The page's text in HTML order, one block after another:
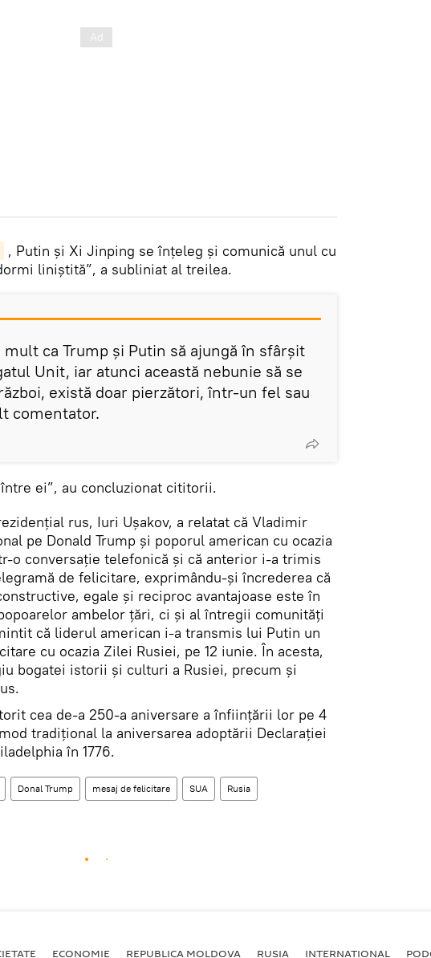
, Putin și Xi Jinping se înțeleg și comunică unul cu
liniștită”, a subliniat al treilea.
ca Trump și Putin să ajungă în sfârșit
Unit, iar atunci această nebunie să se
există doar pierzători, într-un fel sau
comentator.
ei”, au concluzionat cititorii.
rus, Iuri Ușakov, a relatat că Vladimir
pe Donald Trump și poporul american cu ocazia
o conversație telefonică și că anterior i-a trimis
de felicitare, exprimându-și încrederea că
egale și reciproc avantajoase este în
ambelor țări, ci și al întregii comunități
că liderul american i-a transmis lui Putin un
cu ocazia Zilei Rusiei, pe 12 iunie. În acesta,
bogatei istorii și culturi a Rusiei, precum și
cea de-a 250-a aniversare a înființării lor pe 4
tradițional la aniversarea adoptării Declarației
în 1776.
Donal Trump mesaj de felicitare SUA Rusia
ECONOMIE REPUBLICA MOLDOVA RUSIA INTERNAȚIONAL